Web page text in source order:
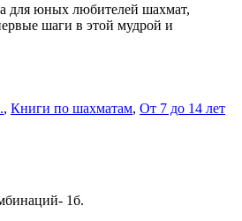
для юных любителей шахмат,
шаги в этой мудрой и
, Книги по шахматам, От 7 до 14 лет
1б.